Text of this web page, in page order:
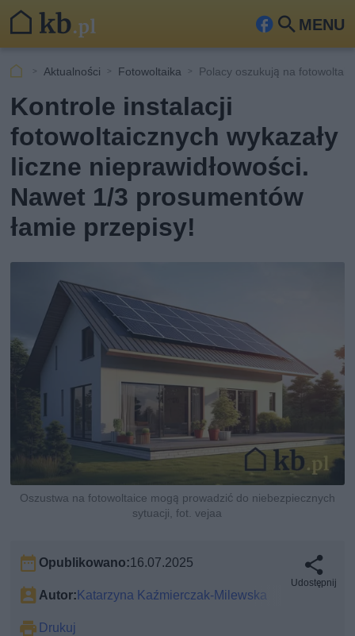
MENU
Fa
ook
Szu
Aktualności Fotowoltaika Polacy oszukują na
Kontrole instalacji
fotowoltaicznych wykazały
liczne nieprawidłowości.
Nawet 1/3 prosumentów
łamie przepisy!
Oszustwa na fotowoltaice mogą prowadzić do niebezpiecznych
sytuacji, fot. vejaa
Opublikowano:16.07.2025
Autor:Katarzyna Kaźmierczak-Milewska
Drukuj
Udostępnij